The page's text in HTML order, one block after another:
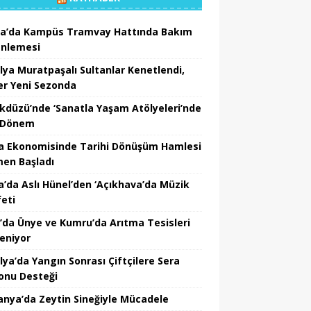
Kampüs Tramvay Hattında Bakım
Muratpaşalı Sultanlar Kenetlendi,
Yeni Sezonda
‘Sanatla Yaşam Atölyeleri’nde
Ekonomisinde Tarihi Dönüşüm Hamlesi
Başladı
Aslı Hünel’den ‘Açıkhava’da Müzik
Ünye ve Kumru’da Arıtma Tesisleri
Yangın Sonrası Çiftçilere Sera
Desteği
Zeytin Sineğiyle Mücadele